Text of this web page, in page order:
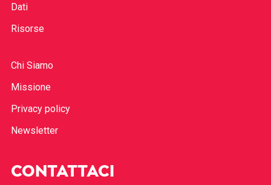
Dati
Risorse
Chi Siamo
Missione
Privacy policy
Newsletter
CONTATTACI